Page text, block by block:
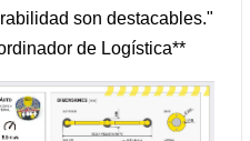
son destacables."
de Logística**